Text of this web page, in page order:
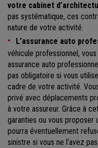
votre cabinet
pas systématique, ces
nature de votre activité.
L’assurance auto
véhicule professionnel,
assurance auto
pas obligatoire si vous
cadre de votre activité.
privé avec déplacements
à votre assureur. Grâce à
garanties ou vous proposer
pourra éventuellement
sinistre si vous ne l’avez